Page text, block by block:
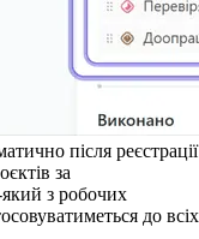
після реєстрації
за
з робочих
до всіх